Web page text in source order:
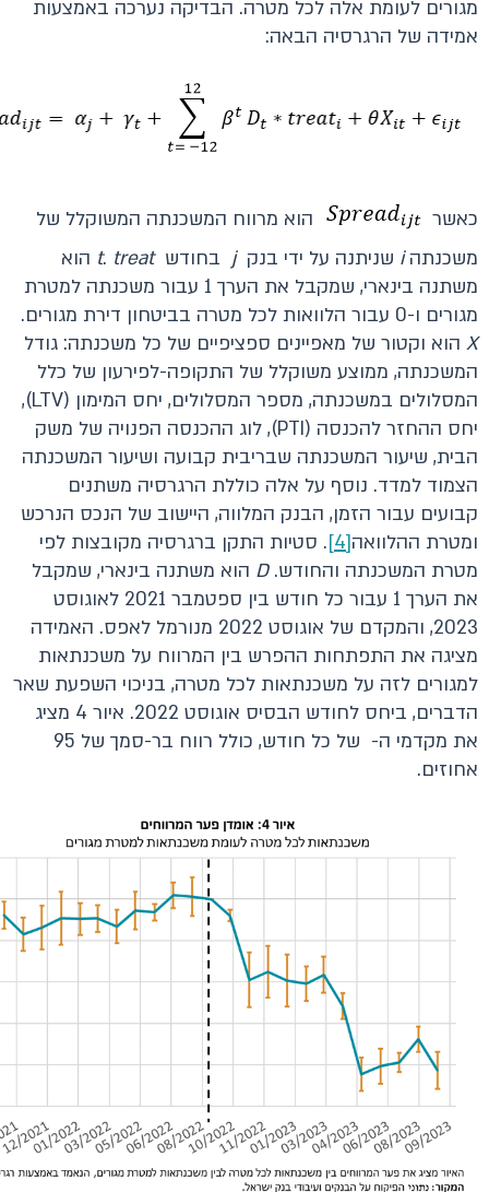
מגורים לעומת אלה לכל מטרה. הבדיקה נערכה באמצעות
אמידה של הרגרסיה הבאה:
כאשר
הוא מרווח המשכנתה המשוקלל של
משכנתהi שניתנה על ידי בנקj בחודש t. treat
הוא
משתנה בינארי, שמקבל את הערך 1 עבור משכנתה למטרת
מגורים ו-0 עבור הלוואות לכל מטרה בביטחון דירת מגורים.
X הוא וקטור של מאפיינים ספציפיים של כל משכנתה: גודל
המשכנתה, ממוצע משוקלל של התקופה-לפירעון של כלל
המסלולים במשכנתה, מספר המסלולים, יחס המימון (LTV),
יחס ההחזר להכנסה (PTI), לוג ההכנסה הפנויה של משק
הבית, שיעור המשכנתה שבריבית קבועה ושיעור המשכנתה
הצמוד למדד. נוסף על אלה כוללת הרגרסיה משתנים
קבועים עבור הזמן, הבנק המלווה, היישוב של הנכס הנרכש
ומטרת ההלוואה[4]
. סטיות התקן ברגרסיה מקובצות לפי
מטרת המשכנתה והחודש.D הוא משתנה בינארי, שמקבל
את הערך 1 עבור כל חודש בין ספטמבר 2021 לאוגוסט
2023, והמקדם של אוגוסט 2022 מנורמל לאפס. האמידה
מציגה את התפתחות ההפרש בין המרווח על משכנתאות
למגורים לזה על משכנתאות לכל מטרה, בניכוי השפעת שאר
הדברים, ביחס לחודש הבסיס אוגוסט 2022. איור 4 מציג
את מקדמי ה- של כל חודש, כולל רווח בר-סמך של 95
אחוזים.